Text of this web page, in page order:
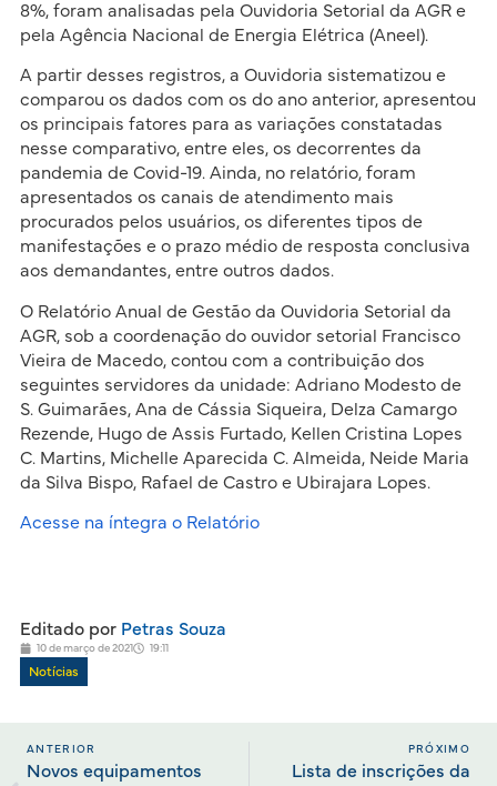
8%, foram analisadas pela Ouvidoria Setorial da AGR e
pela Agência Nacional de Energia Elétrica (Aneel).
A partir desses registros, a Ouvidoria sistematizou e
comparou os dados com os do ano anterior, apresentou
os principais fatores para as variações constatadas
nesse comparativo, entre eles, os decorrentes da
pandemia de Covid-19. Ainda, no relatório, foram
apresentados os canais de atendimento mais
procurados pelos usuários, os diferentes tipos de
manifestações e o prazo médio de resposta conclusiva
aos demandantes, entre outros dados.
O Relatório Anual de Gestão da Ouvidoria Setorial da
AGR, sob a coordenação do ouvidor setorial Francisco
Vieira de Macedo, contou com a contribuição dos
seguintes servidores da unidade: Adriano Modesto de
S. Guimarães, Ana de Cássia Siqueira, Delza Camargo
Rezende, Hugo de Assis Furtado, Kellen Cristina Lopes
C. Martins, Michelle Aparecida C. Almeida, Neide Maria
da Silva Bispo, Rafael de Castro e Ubirajara Lopes.
Acesse na íntegra o Relatório
Editado porPetras Souza
10 de março de 2021 19:11
Notícias
ANTERIOR
Novos equipamentos
PRÓXIMO
Lista de inscrições da